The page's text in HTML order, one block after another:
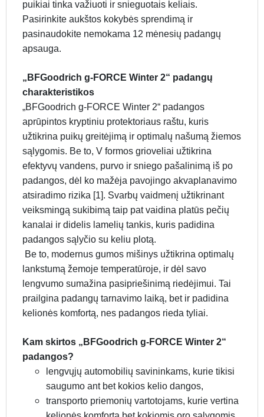
puikiai tinka važiuoti ir snieguotais keliais.
Pasirinkite aukštos kokybės sprendimą ir
pasinaudokite nemokama 12 mėnesių padangų
apsauga.
„BFGoodrich g-FORCE Winter 2“ padangų
charakteristikos
„BFGoodrich g-FORCE Winter 2“ padangos
aprūpintos kryptiniu protektoriaus raštu, kuris
užtikrina puikų greitėjimą ir optimalų našumą žiemos
sąlygomis. Be to, V formos grioveliai užtikrina
efektyvų vandens, purvo ir sniego pašalinimą iš po
padangos, dėl ko mažėja pavojingo akvaplanavimo
atsiradimo rizika [1]. Svarbų vaidmenį užtikrinant
veiksmingą sukibimą taip pat vaidina platūs pečių
kanalai ir didelis lamelių tankis, kuris padidina
padangos sąlyčio su keliu plotą.
Be to, modernus gumos mišinys užtikrina optimalų
lankstumą žemoje temperatūroje, ir dėl savo
lengvumo sumažina pasipriešinimą riedėjimui. Tai
prailgina padangų tarnavimo laiką, bet ir padidina
kelionės komfortą, nes padangos rieda tyliai.
Kam skirtos „BFGoodrich g-FORCE Winter 2“
padangos?
lengvųjų automobilių savininkams, kurie tikisi
saugumo ant bet kokios kelio dangos,
transporto priemonių vartotojams, kurie vertina